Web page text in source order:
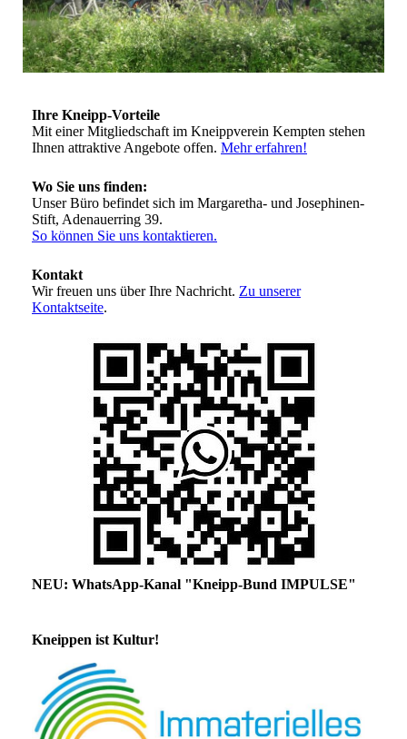
Ihre Kneipp-Vorteile
Mit einer Mitgliedschaft im Kneippverein Kempten stehen
Ihnen attraktive Angebote offen. Mehr erfahren!
Wo Sie uns finden:
Unser Büro befindet sich im Margaretha- und Josephinen-
Stift, Adenauerring 39.
So können Sie uns kontaktieren.
Kontakt
Wir freuen uns über Ihre Nachricht. Zu unserer
Kontaktseite.
NEU: WhatsApp-Kanal "Kneipp-Bund IMPULSE"
Kneippen ist Kultur!